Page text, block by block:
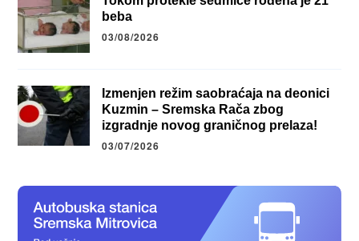
beba
03/08/2026
Izmenjen režim saobraćaja na deonici
Kuzmin – Sremska Rača zbog
izgradnje novog graničnog prelaza!
03/07/2026